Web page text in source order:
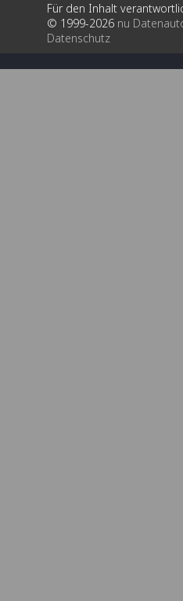
Für den Inhalt
© 1999-2026 nu
Datenschutz